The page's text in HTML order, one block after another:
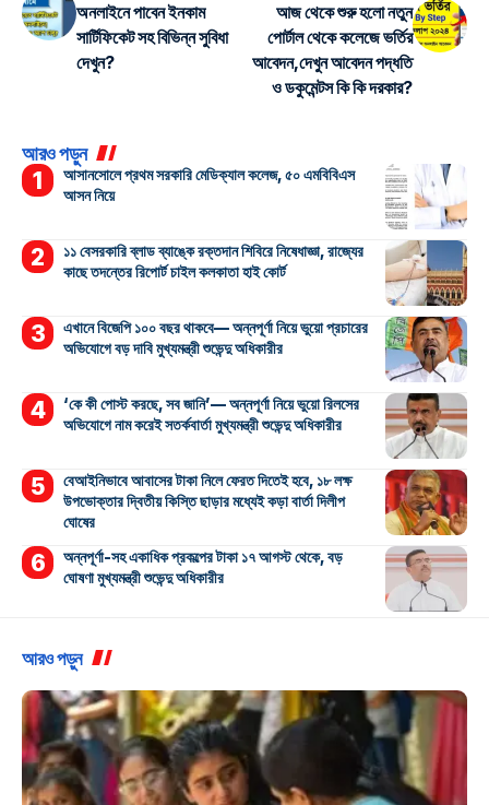
অনলাইনে পাবেন ইনকাম
সার্টিফিকেট সহ বিভিন্ন সুবিধা
দেখুন?
আজ থেকে শুরু হলো নতুন
পোর্টাল থেকে কলেজে ভর্তির
আবেদন,দেখুন আবেদন পদ্ধতি
ও ডকুমেন্টস কি কি দরকার?
আরও পড়ুন
আসানসোলে প্রথম সরকারি মেডিক্যাল কলেজ, ৫০ এমবিবিএস
আসন নিয়ে
১১ বেসরকারি ব্লাড ব্যাঙ্কে রক্তদান শিবিরে নিষেধাজ্ঞা, রাজ্যের
কাছে তদন্তের রিপোর্ট চাইল কলকাতা হাই কোর্ট
এখানে বিজেপি ১০০ বছর থাকবে— অন্নপূর্ণা নিয়ে ভুয়ো প্রচারের
অভিযোগে বড় দাবি মুখ্যমন্ত্রী শুভেন্দু অধিকারীর
‘কে কী পোস্ট করছে, সব জানি’— অন্নপূর্ণা নিয়ে ভুয়ো রিলসের
অভিযোগে নাম করেই সতর্কবার্তা মুখ্যমন্ত্রী শুভেন্দু অধিকারীর
বেআইনিভাবে আবাসের টাকা নিলে ফেরত দিতেই হবে, ১৮ লক্ষ
উপভোক্তার দ্বিতীয় কিস্তি ছাড়ার মধ্যেই কড়া বার্তা দিলীপ
ঘোষের
অন্নপূর্ণা-সহ একাধিক প্রকল্পের টাকা ১৭ আগস্ট থেকে, বড়
ঘোষণা মুখ্যমন্ত্রী শুভেন্দু অধিকারীর
আরও পড়ুন